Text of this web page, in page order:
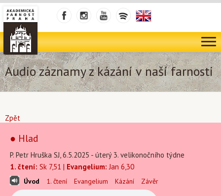
Audio záznamy z kázání v naší farnosti
Zpět
● Hlad
P. Petr Hruška SJ, 6.5.2025 - úterý 3. velikonočního týdne
1. čtení: Sk 7,51 | Evangelium: Jan 6,30
Úvod 1. čtení Evangelium Kázání Závěr